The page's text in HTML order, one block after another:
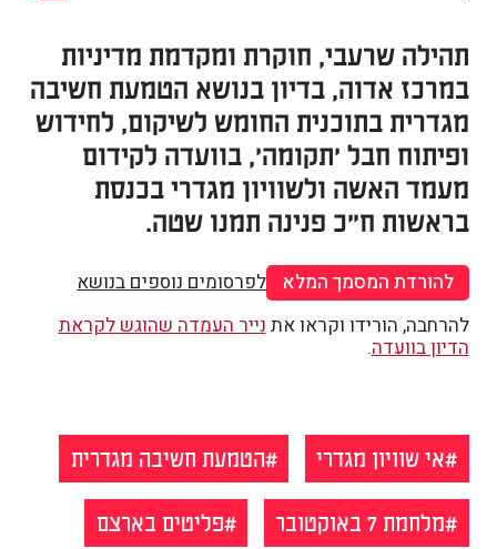
תהילה שרעבי, חוקרת ומקדמת מדיניות
במרכז אדוה, בדיון בנושא הטמעת חשיבה
מגדרית בתוכנית החומש לשיקום, לחידוש
ופיתוח חבל 'תקומה', בוועדה לקידום
מעמד האשה ולשוויון מגדרי בכנסת
בראשות ח"כ פנינה תמנו שטה.
להורדת המסמך המלא
לפרסומים נוספים בנושא
להרחבה, הורידו וקראו אתנייר העמדה שהוגש לקראת
הדיון בוועדה.
אי שוויון מגדרי
הטמעת חשיבה מגדרית
מלחמת 7 באוקטובר
פליטים בארצם